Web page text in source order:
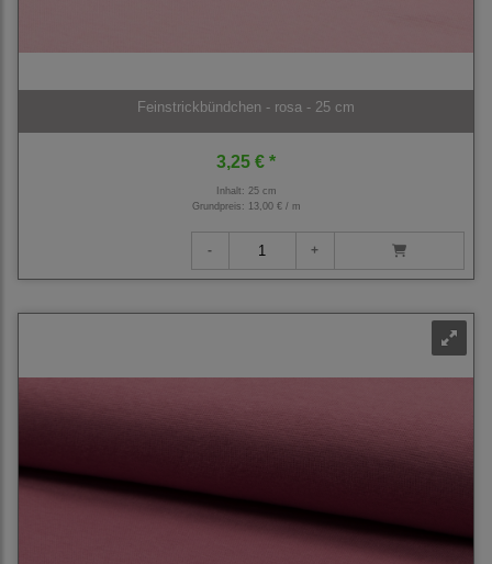
Feinstrickbündchen - rosa - 25 cm
3,25 € *
Inhalt: 25 cm
Grundpreis: 13,00 € / m